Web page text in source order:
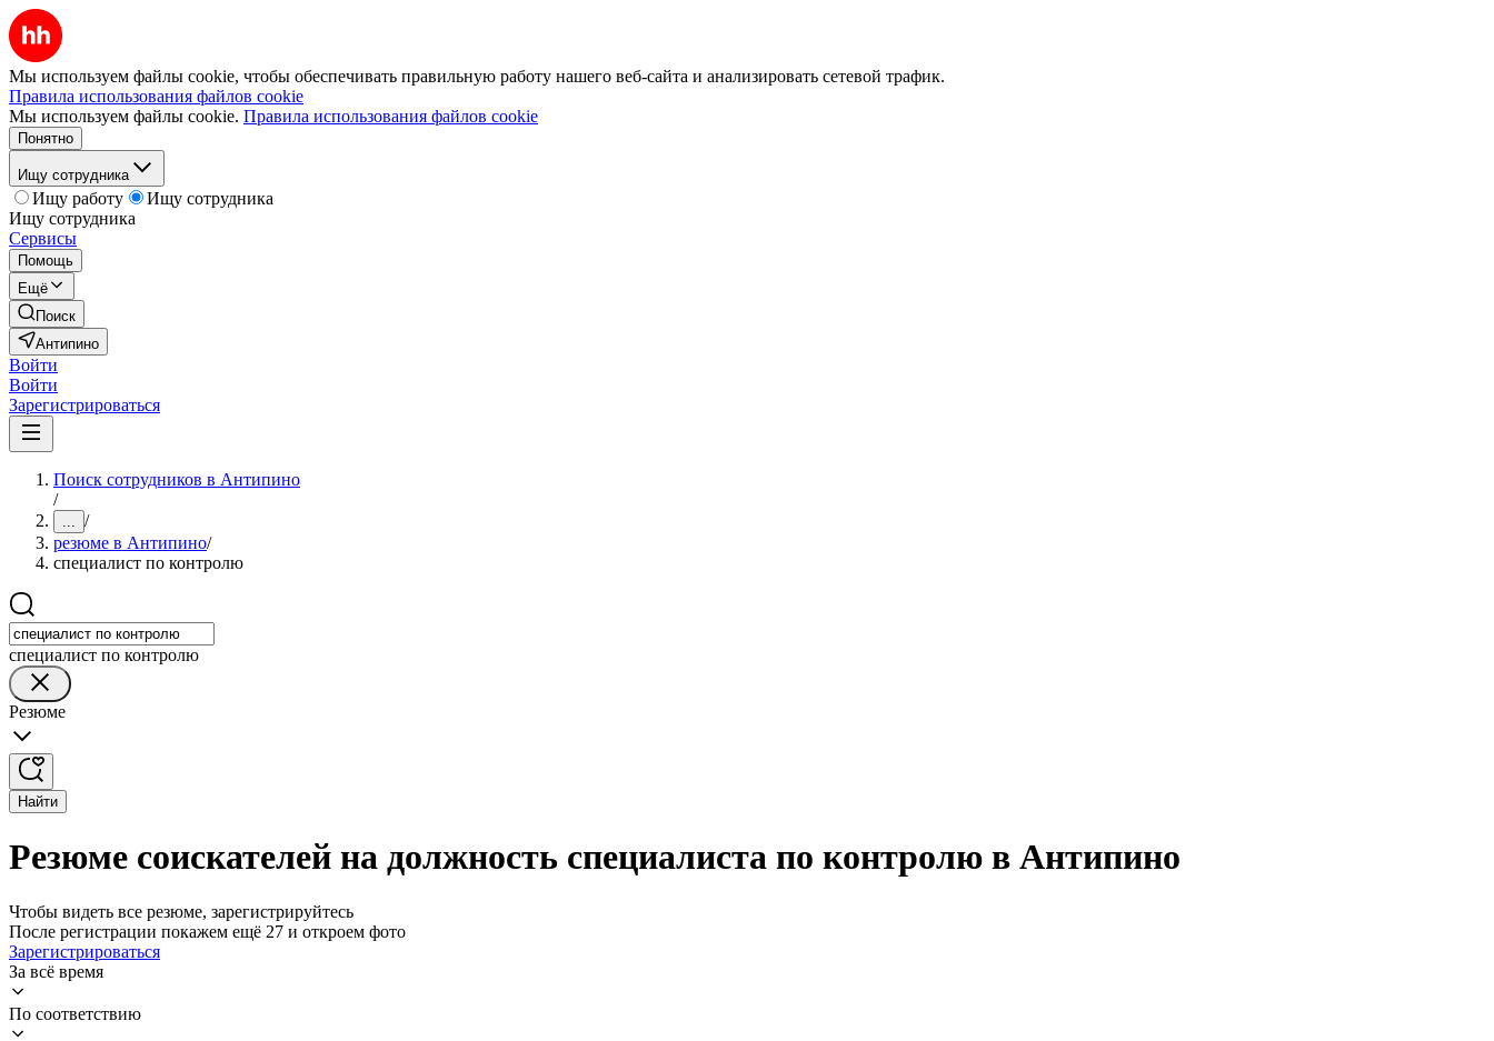
Мы используем файлы cookie, чтобы обеспечивать правильную работу нашего веб-сайта и анализировать сетевой трафик.
Правила использования файлов cookie
Мы используем файлы cookie. Правила использования файлов cookie
Понятно
Ищу сотрудника
Ищу работу
Ищу сотрудника
Ищу сотрудника
Сервисы
Помощь
Ещё
Поиск
Антипино
Войти
Войти
Зарегистрироваться
Поиск сотрудников в Антипино
/
... /
резюме в Антипино/
специалист по контролю
специалист по контролю
Резюме
Найти
Резюме соискателей на должность специалиста по контролю в Антипино
Чтобы видеть все резюме, зарегистрируйтесь
После регистрации покажем ещё 27 и откроем фото
Зарегистрироваться
За всё время
По соответствию